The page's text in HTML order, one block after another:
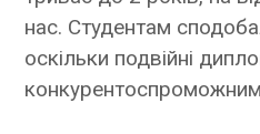
нас. Студентам
оскільки подвійні